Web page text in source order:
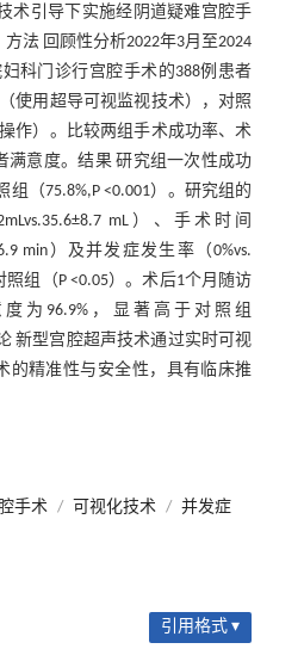
术引导下实施经阴道疑难宫腔手
法 回顾性分析2022年3月至2024
科门诊行宫腔手术的388例患者
使用超导可视监视技术），对照
作）。比较两组手术成功率、术
满意度。结果 研究组一次性成功
组（75.8%,P <0.001）。研究组的
mL）、手术时间
min）及并发症发生率（0%vs.
组（P <0.05）。术后1个月随访
为96.9%，显著高于对照组
论 新型宫腔超声技术通过实时可视
的精准性与安全性，具有临床推
手术 / 可视化技术 / 并发症
引用格式 ▾